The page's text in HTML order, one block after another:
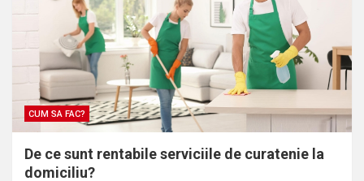
CUM SA FAC?
De ce sunt rentabile serviciile de curatenie la
domiciliu?